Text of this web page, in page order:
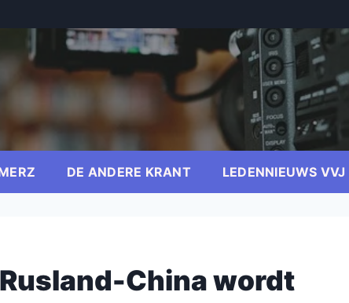
DE ANDERE KRANT LEDENNIEUWS VVJ
China wordt